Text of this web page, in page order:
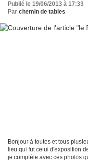
Publié le 19/06/2013 à 17:33
Par chemin de tables
Bonjour à toutes et tous
lieu qui fut celui d'exposition
je complète avec ces photos